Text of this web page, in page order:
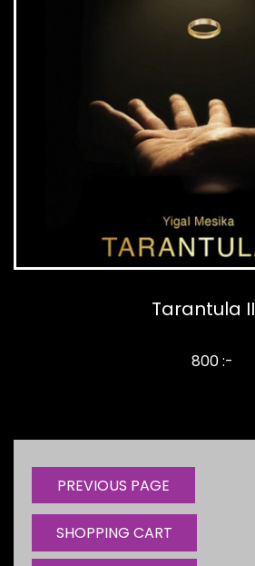
Tarantula II
800 :-
SHOPPING CART